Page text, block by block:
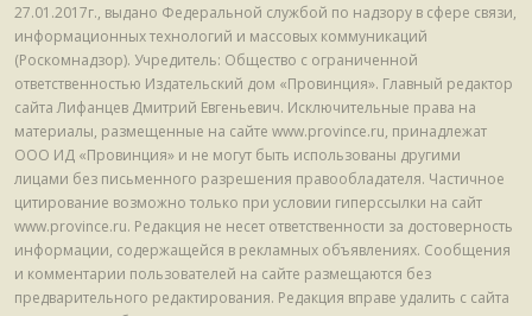
27.01.2017г., выдано Федеральной службой по надзору в сфере связи,
информационных технологий и массовых коммуникаций
(Роскомнадзор). Учредитель: Общество с ограниченной
ответственностью Издательский дом «Провинция». Главный редактор
сайта Лифанцев Дмитрий Евгеньевич. Исключительные права на
материалы, размещенные на сайте www.province.ru, принадлежат
ООО ИД «Провинция» и не могут быть использованы другими
лицами без письменного разрешения правообладателя. Частичное
цитирование возможно только при условии гиперссылки на сайт
www.province.ru. Редакция не несет ответственности за достоверность
информации, содержащейся в рекламных объявлениях. Сообщения
и комментарии пользователей на сайте размещаются без
предварительного редактирования. Редакция вправе удалить с сайта